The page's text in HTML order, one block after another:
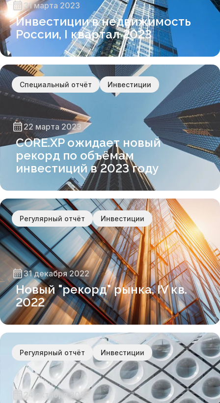
31 марта 2023
Инвестиции в недвижимость
России, I квартал 2023
Специальный отчёт Инвестиции
22 марта 2023
CORE.XP ожидает новый
рекорд по объёмам
инвестиций в 2023 году
Регулярный отчёт Инвестиции
31 декабря 2022
Новый "рекорд" рынка, IV кв.
2022
Регулярный отчёт Инвестиции
24 октября 2022